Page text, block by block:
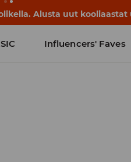
Alusta uut kooliaastat
Influencers' Faves